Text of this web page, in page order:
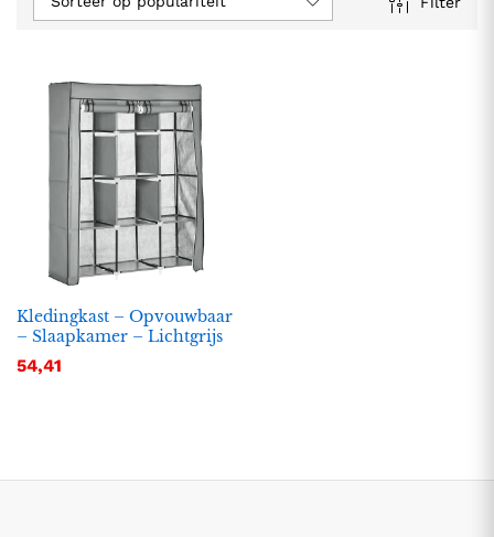
Kledingkast – Opvouwbaar
– Slaapkamer – Lichtgrijs
54,41